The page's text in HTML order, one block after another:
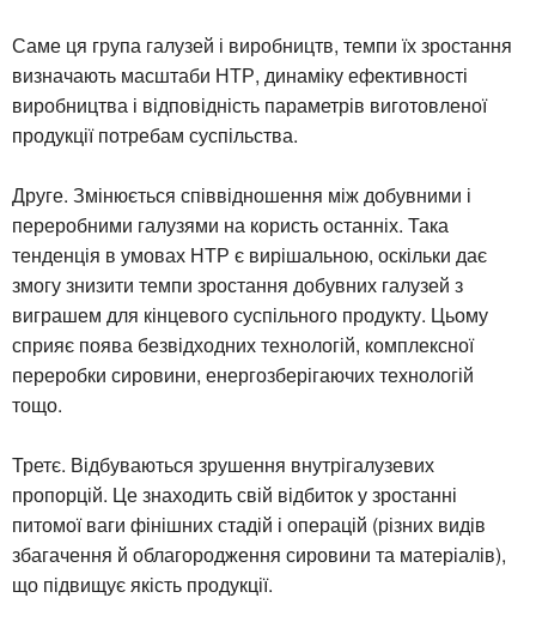
Саме ця група галузей і виробництв, темпи їх зростання
визначають масштаби НТР, динаміку ефективності
виробництва і відповідність параметрів виготовленої
продукції потребам суспільства.
Друге. Змінюється співвідношення між добувними і
переробними галузями на користь останніх. Така
тенденція в умовах НТР є вирішальною, оскільки дає
змогу знизити темпи зростання добувних галузей з
виграшем для кінцевого суспільного продукту. Цьому
сприяє поява безвідходних технологій, комплексної
переробки сировини, енергозберігаючих технологій
тощо.
Третє. Відбуваються зрушення внутрігалузевих
пропорцій. Це знаходить свій відбиток у зростанні
питомої ваги фінішних стадій і операцій (різних видів
збагачення й облагородження сировини та матеріалів),
що підвищує якість продукції.